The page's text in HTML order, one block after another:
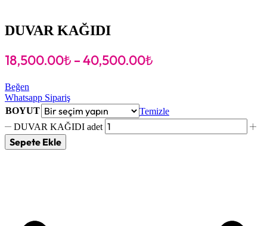
DUVAR KAĞIDI
18,500.00₺ –40,500.00₺
Beğen
Whatsapp Sipariş
BOYUT
Temizle
DUVAR KAĞIDI adet
Sepete Ekle